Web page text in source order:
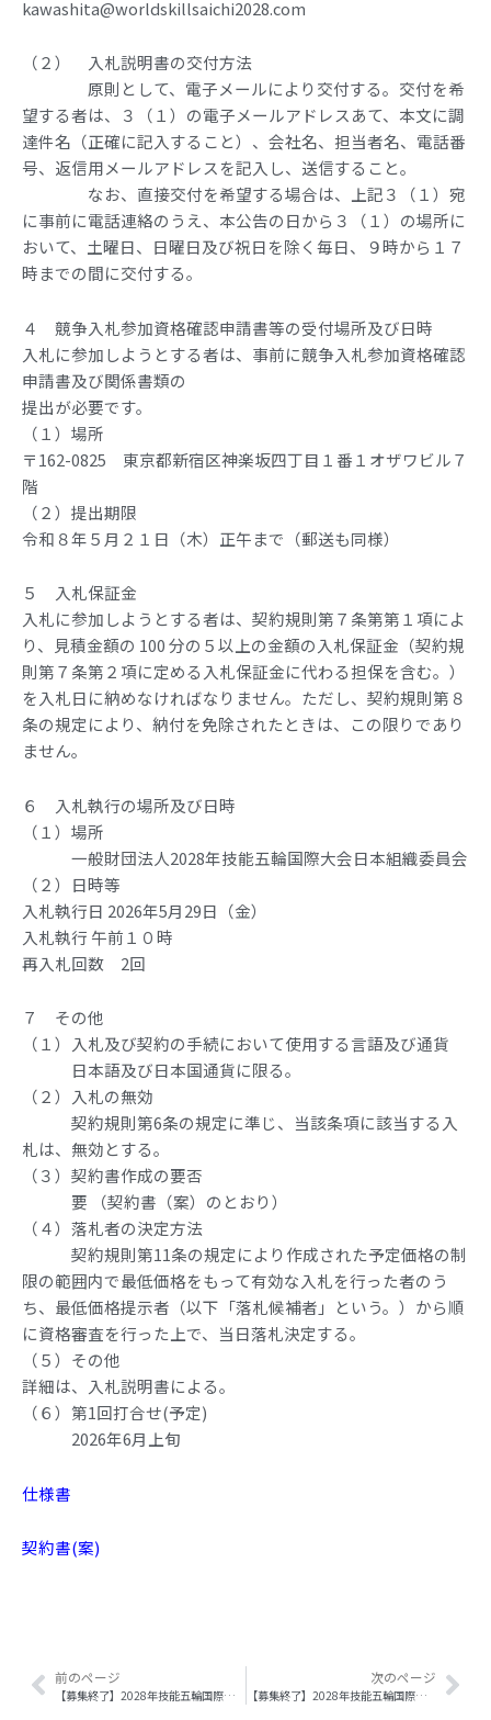
kawashita@worldskillsaichi2028.com
（２） 入札説明書の交付方法
原則として、電子メールにより交付する。交付を希
望する者は、３（１）の電子メールアドレスあて、本文に調
達件名（正確に記入すること）、会社名、担当者名、電話番
号、返信用メールアドレスを記入し、送信すること。
なお、直接交付を希望する場合は、上記３（１）宛
に事前に電話連絡のうえ、本公告の日から３（１）の場所に
おいて、土曜日、日曜日及び祝日を除く毎日、９時から１７
時までの間に交付する。
４ 競争入札参加資格確認申請書等の受付場所及び日時
入札に参加しようとする者は、事前に競争入札参加資格確認
申請書及び関係書類の
提出が必要です。
（１）場所
〒162-0825 東京都新宿区神楽坂四丁目１番１オザワビル７
階
（２）提出期限
令和８年５月２１日（木）正午まで（郵送も同様）
５ 入札保証金
入札に参加しようとする者は、契約規則第７条第第１項によ
り、見積金額の 100 分の５以上の金額の入札保証金（契約規
則第７条第２項に定める入札保証金に代わる担保を含む。）
を入札日に納めなければなりません。ただし、契約規則第８
条の規定により、納付を免除されたときは、この限りであり
ません。
６ 入札執行の場所及び日時
（１）場所
一般財団法人2028年技能五輪国際大会日本組織委員会
（２）日時等
入札執行日 2026年5月29日（金）
入札執行 午前１０時
再入札回数 2回
７ その他
（１）入札及び契約の手続において使用する言語及び通貨
日本語及び日本国通貨に限る。
（２）入札の無効
契約規則第6条の規定に準じ、当該条項に該当する入
札は、無効とする。
（３）契約書作成の要否
要 （契約書（案）のとおり）
（４）落札者の決定方法
契約規則第11条の規定により作成された予定価格の制
限の範囲内で最低価格をもって有効な入札を行った者のう
ち、最低価格提示者（以下「落札候補者」という。）から順
に資格審査を行った上で、当日落札決定する。
（５）その他
詳細は、入札説明書による。
（６）第1回打合せ(予定)
2026年6月上旬
仕様書
契約書(案)
Prev
前のページ
【募集終了】2028年技能五輪国際大会競技・運営基本設計作成等に係る業務
次のページ
【募集終了】2028年技能五輪国際大会宿泊・輸送等実施計画作成業務委託